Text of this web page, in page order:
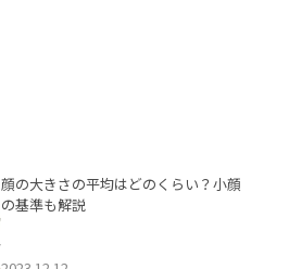
顔の大きさの平均はどのくらい？小顔
の基準も解説